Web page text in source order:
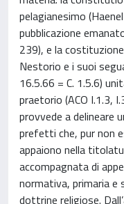
pelagianesimo
pubblicazione
239), e la
Nestorio e i suoi
16.5.66 = C. 1.5.6)
praetorio (ACO I.1.3,
provvede a delineare
prefetti che, pur non
appaiono nella
accompagnata di
normativa, primaria e
dottrine religiose.